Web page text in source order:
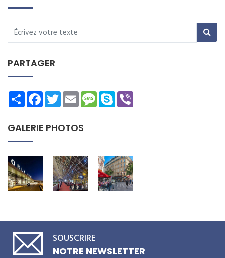
PARTAGER
ShareFacebookTwitterEmailMessage
Skype
GALERIE PHOTOS
SOUSCRIRE
NOTRE NEWSLETTER